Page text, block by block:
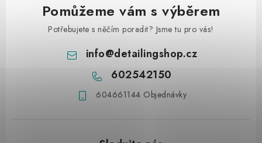
Pomůžeme vám s výběrem
Potřebujete s něčím poradit? Jsme tu pro vás!
info@detailingshop.cz
602542150
604661144 Objednávky